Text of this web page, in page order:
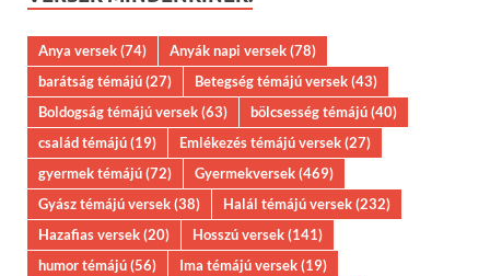
Anya versek(74) Anyák napi versek(78)
barátság témájú(27) Betegség témájú versek(43)
Boldogság témájú versek(63) bölcsesség témájú(40)
család témájú(19) Emlékezés témájú versek(27)
gyermek témájú(72) Gyermekversek(469)
Gyász témájú versek(38) Halál témájú versek(232)
Hazafias versek(20) Hosszú versek(141)
humor témájú(56) Ima témájú versek(19)